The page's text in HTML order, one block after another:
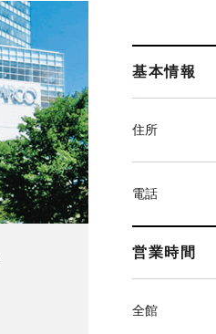
基本情報
住所
電話
営業時間
全館